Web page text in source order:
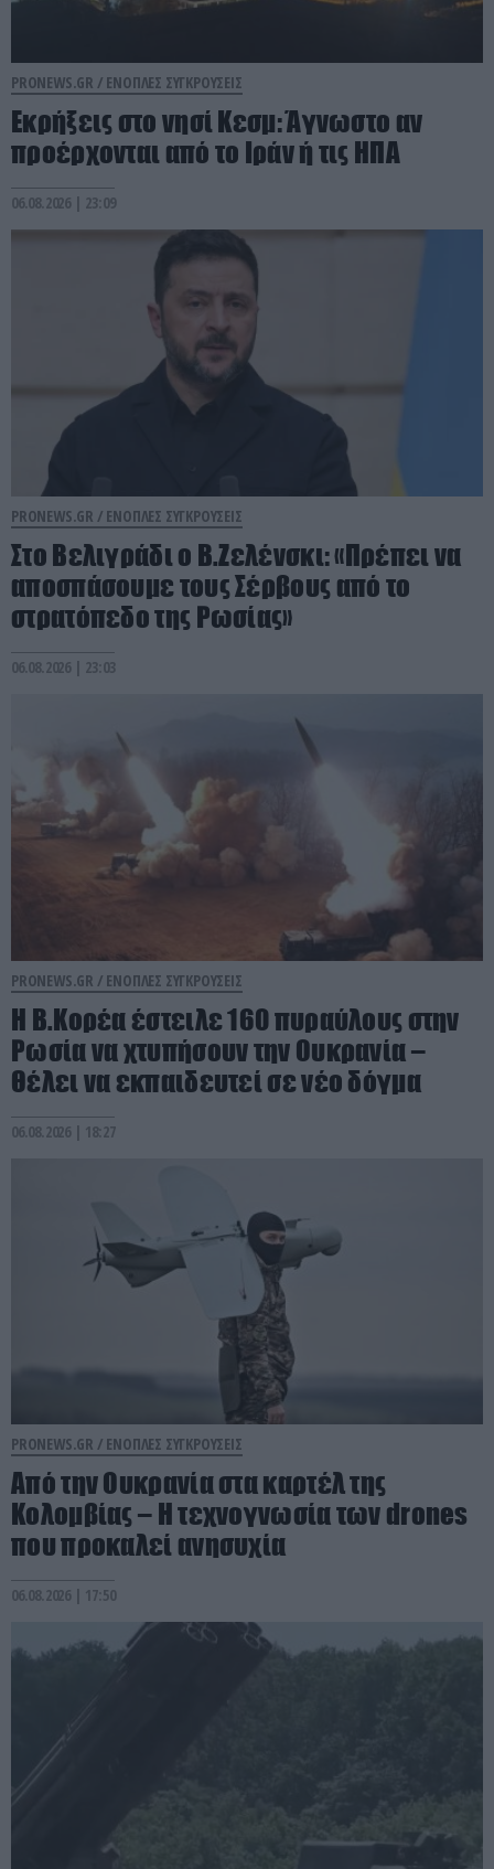
PRONEWS.GR / ΕΝΟΠΛΕΣ ΣΥΓΚΡΟΥΣΕΙΣ
Εκρήξεις στο νησί Κεσμ: Άγνωστο αν
προέρχονται από το Ιράν ή τις ΗΠΑ
06.08.2026 | 23:09
PRONEWS.GR / ΕΝΟΠΛΕΣ ΣΥΓΚΡΟΥΣΕΙΣ
Στο Βελιγράδι ο Β.Ζελένσκι: «Πρέπει να
αποσπάσουμε τους Σέρβους από το
στρατόπεδο της Ρωσίας»
06.08.2026 | 23:03
PRONEWS.GR / ΕΝΟΠΛΕΣ ΣΥΓΚΡΟΥΣΕΙΣ
Η Β.Κορέα έστειλε 160 πυραύλους στην
Ρωσία να χτυπήσουν την Ουκρανία –
Θέλει να εκπαιδευτεί σε νέο δόγμα
06.08.2026 | 18:27
PRONEWS.GR / ΕΝΟΠΛΕΣ ΣΥΓΚΡΟΥΣΕΙΣ
Από την Ουκρανία στα καρτέλ της
Κολομβίας – Η τεχνογνωσία των drones
που προκαλεί ανησυχία
06.08.2026 | 17:50